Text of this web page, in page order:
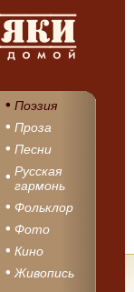
Поэзия
Проза
Песни
Русская
гармонь
Фольклор
Фото
Кино
Живопись